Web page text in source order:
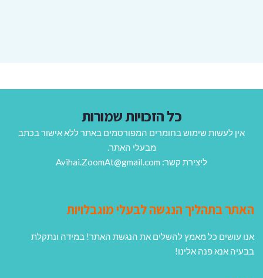
כל הזכויות שמורות
אין לעשות שימוש בחומרים המפורסמים באתר ללא אישור בכתב
מבעלי האתר.
ליצירת קשר: Avihai.ZoomAt@gmail.com
האתר בתהליך הנגשה לבעלי מוגבלויות
אנו עושים כל מאמץ להשלים את הנגשת האתר! במידה ונתקלת
בבעיה אנא פנה אלינו!